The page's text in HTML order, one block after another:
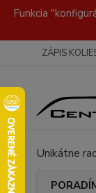
Funkcia
ZÁPIS
Unikátne